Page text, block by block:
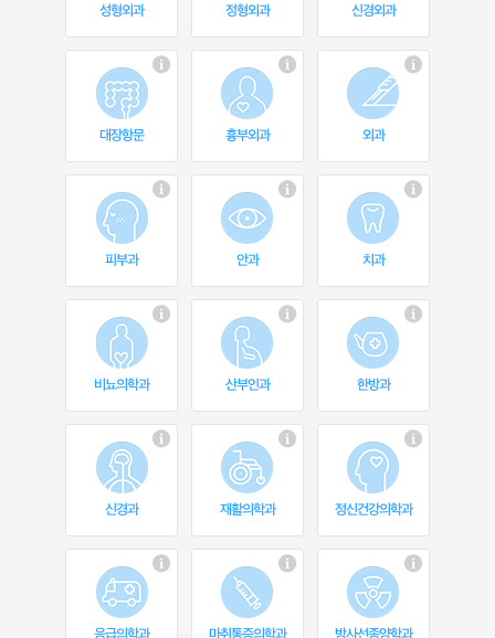
성형외과 정형외과 신경외과
대장항문 흉부외과 외과
피부과 안과 치과
비뇨의학과 산부인과 한방과
신경과 재활의학과 정신건강의학과